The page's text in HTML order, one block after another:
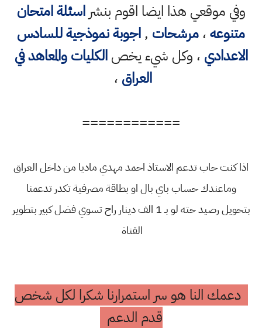
وفي موقعي هذا ايضا اقوم بنشراسئلة امتحان
متنوعه،مرشحات ,اجوبة نموذجية للسادس
الاعدادي ، وكل شيء يخصالكليات والمعاهد في
العراق ،
============
اذا كنت حاب تدعم الاستاذ احمد مهدي ماديا من داخل العراق
وماعندك حساب باي بال او بطاقة مصرفية تكدر تدعمنا
بتحويل رصيد حته لو بـ 1 الف دينار راح تسوي فضل كبير بتطوير
القناة
دعمك النا هو سر استمرارنا شكرا لكل شخص
قدم الدعم